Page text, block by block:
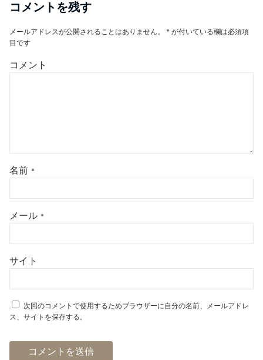
コメントを残す
メールアドレスが公開されることはありません。 * が付いている欄は必須項
目です
コメント
名前 *
メール *
サイト
次回のコメントで使用するためブラウザーに自分の名前、メールアドレ
ス、サイトを保存する。